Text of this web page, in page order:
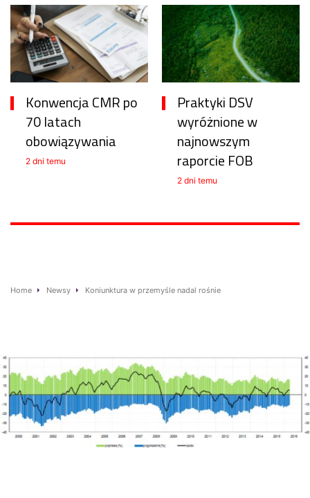
Konwencja CMR po
70 latach
obowiązywania
2 dni temu
Praktyki DSV
wyróżnione w
najnowszym
raporcie FOB
2 dni temu
Home Newsy Koniunktura w przemyśle nadal rośnie